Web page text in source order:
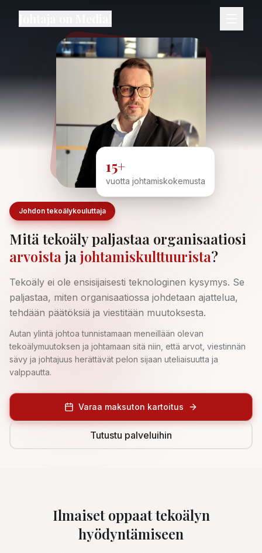
Johdon tekoälykouluttaja
Mitä tekoäly paljastaa organisaatiosi
arvoistajajohtamiskulttuurista?
Tekoäly ei ole ensisijaisesti teknologinen kysymys. Se
paljastaa, miten organisaatiossa johdetaan ajattelua,
tehdään päätöksiä ja viestitään muutoksesta.
Autan ylintä johtoa tunnistamaan meneillään olevan
tekoälymuutoksen ja johtamaan sitä niin, että arvot, viestinnän
sävy ja johtajuus herättävät pelon sijaan uteliaisuutta ja
valppautta.
Varaa maksuton kartoitus
Tutustu palveluihin
15+
vuotta johtamiskokemusta
Ilmaiset oppaat tekoälyn
hyödyntämiseen